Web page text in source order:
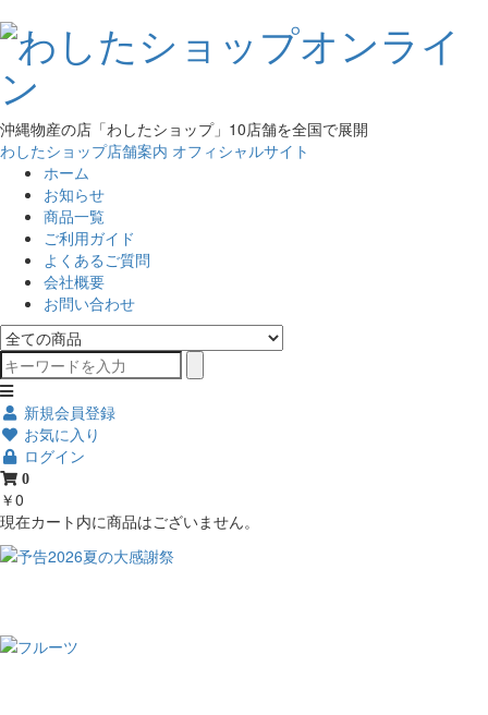
沖縄物産の店「わしたショップ」10店舗を全国で展開
わしたショップ店舗案内 オフィシャルサイト
ホーム
お知らせ
商品一覧
ご利用ガイド
よくあるご質問
会社概要
お問い合わせ
新規会員登録
お気に入り
ログイン
0
￥0
現在カート内に商品はございません。